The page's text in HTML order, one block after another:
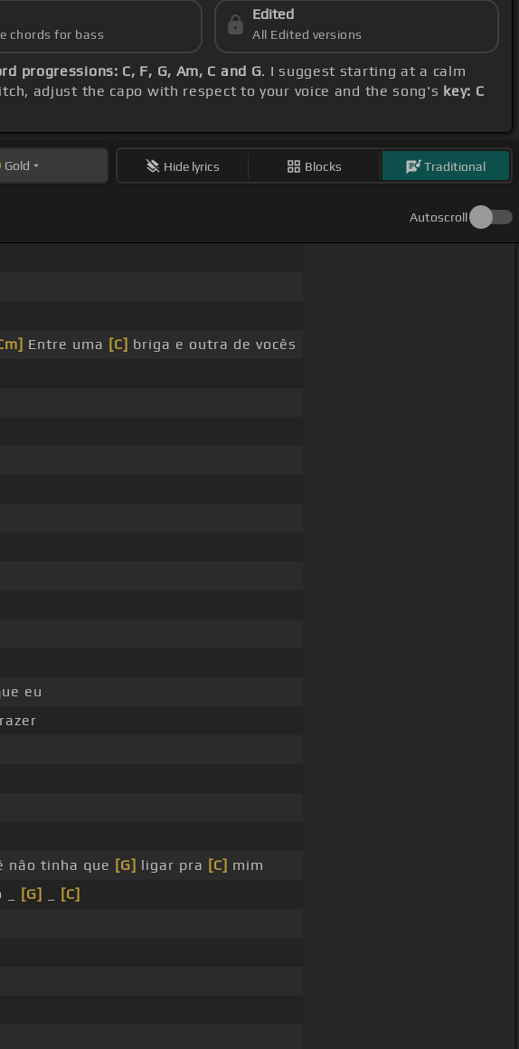
chords for bass
Edited
All Edited versions
progressions: C, F, G, Am, C and G. I suggest starting at a calm
adjust the capo with respect to your voice and the song's key: C
Gold Hide lyrics Blocks Traditional
Autoscroll
Entre uma [C] briga e outra de vocês
eu
não tinha que [G] ligar pra [C] mim
_ [G]
[C]